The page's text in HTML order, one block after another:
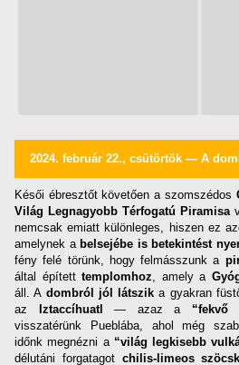
2024. február 22., csütörtök — A
Késői ébresztőt követően a szomszédos
Világ Legnagyobb Térfogatú Piramisa
nemcsak emiatt különleges, hiszen ez
amelynek a belsejébe is betekintést
fény felé törünk, hogy felmásszunk a
által építetttemplomhoz , amely a
áll. A dombról jól látszik a gyakran
az Iztaccíhuatl — azaz a “fekvő
visszatérünk Pueblába, ahol még
időnk megnézni a “világ legkisebb
délutáni forgatagot chilis-limeos